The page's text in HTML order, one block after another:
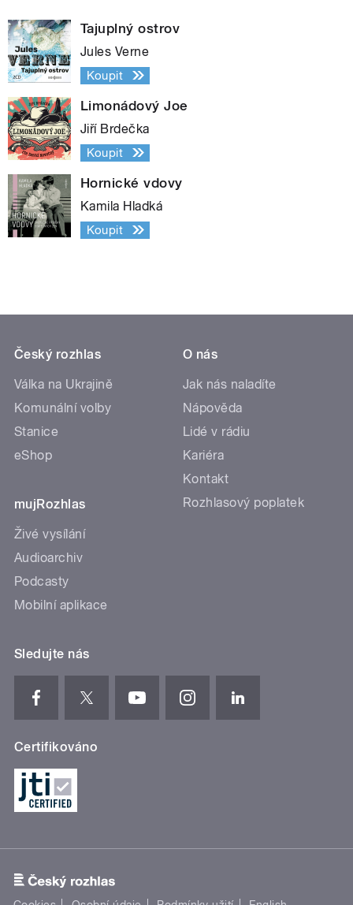
Tajuplný ostrov
Jules Verne
Koupit
Limonádový Joe
Jiří Brdečka
Koupit
Hornické vdovy
Kamila Hladká
Koupit
Český rozhlas
Válka na Ukrajině
Komunální volby
Stanice
eShop
mujRozhlas
Živé vysílání
Audioarchiv
Podcasty
Mobilní aplikace
O nás
Jak nás naladíte
Nápověda
Lidé v rádiu
Kariéra
Kontakt
Rozhlasový poplatek
Sledujte nás
Certifikováno